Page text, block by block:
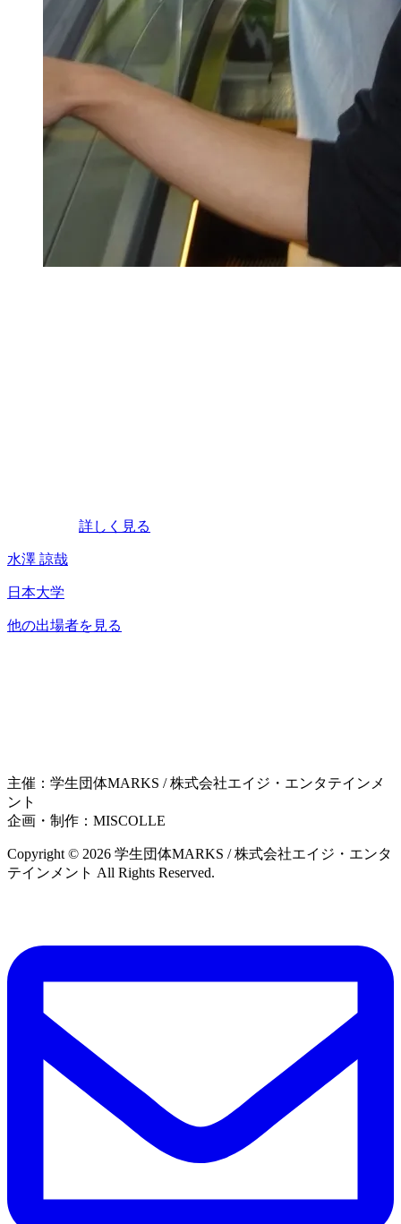
詳しく見る
水澤 諒哉
日本大学
他の出場者を見る
主催：学生団体MARKS / 株式会社エイジ・エンタテインメ
ント
企画・制作：MISCOLLE
Copyright © 2026 学生団体MARKS / 株式会社エイジ・エンタ
テインメント All Rights Reserved.